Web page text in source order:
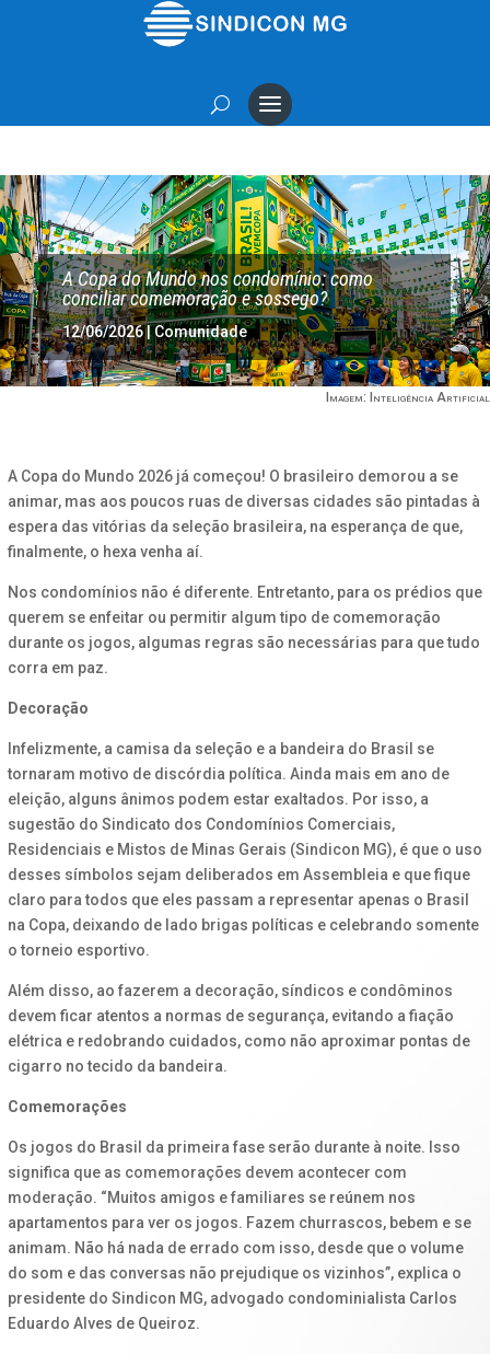
A Copa do Mundo nos condomínio: como
conciliar comemoração e sossego?
12/06/2026|Comunidade
Imagem: Inteligência Artificial
A Copa do Mundo 2026 já começou! O brasileiro demorou a se
animar, mas aos poucos ruas de diversas cidades são pintadas à
espera das vitórias da seleção brasileira, na esperança de que,
finalmente, o hexa venha aí.
Nos condomínios não é diferente. Entretanto, para os prédios que
querem se enfeitar ou permitir algum tipo de comemoração
durante os jogos, algumas regras são necessárias para que tudo
corra em paz.
Decoração
Infelizmente, a camisa da seleção e a bandeira do Brasil se
tornaram motivo de discórdia política. Ainda mais em ano de
eleição, alguns ânimos podem estar exaltados. Por isso, a
sugestão do Sindicato dos Condomínios Comerciais,
Residenciais e Mistos de Minas Gerais (Sindicon MG), é que o uso
desses símbolos sejam deliberados em Assembleia e que fique
claro para todos que eles passam a representar apenas o Brasil
na Copa, deixando de lado brigas políticas e celebrando somente
o torneio esportivo.
Além disso, ao fazerem a decoração, síndicos e condôminos
devem ficar atentos a normas de segurança, evitando a fiação
elétrica e redobrando cuidados, como não aproximar pontas de
cigarro no tecido da bandeira.
Comemorações
Os jogos do Brasil da primeira fase serão durante à noite. Isso
significa que as comemorações devem acontecer com
moderação. “Muitos amigos e familiares se reúnem nos
apartamentos para ver os jogos. Fazem churrascos, bebem e se
animam. Não há nada de errado com isso, desde que o volume
do som e das conversas não prejudique os vizinhos”, explica o
presidente do Sindicon MG, advogado condominialista Carlos
Eduardo Alves de Queiroz.